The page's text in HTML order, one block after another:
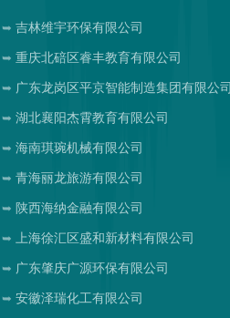
吉林维宇环保有限公司
重庆北碚区睿丰教育有限公司
广东龙岗区平京智能制造集团有限公司
湖北襄阳杰霄教育有限公司
海南琪琬机械有限公司
青海丽龙旅游有限公司
陕西海纳金融有限公司
上海徐汇区盛和新材料有限公司
广东肇庆广源环保有限公司
安徽泽瑞化工有限公司